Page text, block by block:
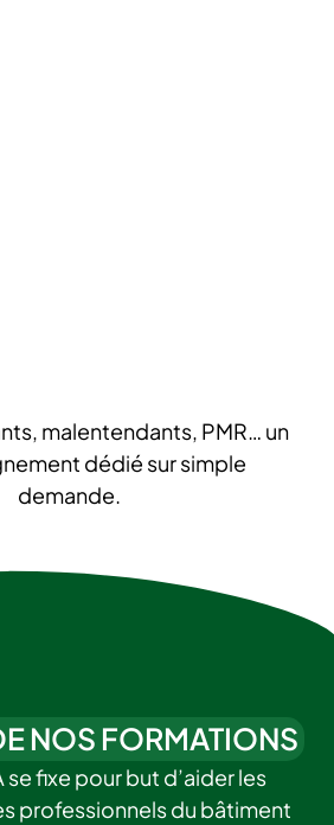
malentendants, PMR… un
dédié sur simple
demande.
NOS FORMATIONS
se fixe pour but d’aider les
professionnels du bâtiment